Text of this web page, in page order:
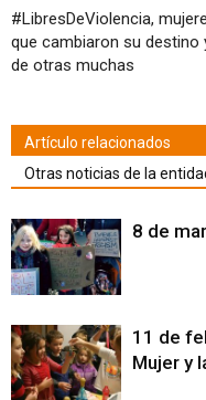
#LibresDeViolencia,
que cambiaron su destino
de otras muchas
Artículo relacionados
Otras noticias de la
8 de
11 de
Mujer y